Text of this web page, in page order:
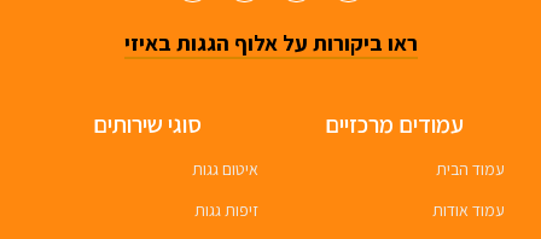
ראו ביקורות על אלוף הגגות באיזי
עמודים מרכזיים
עמוד הבית
עמוד אודות
סוגי שירותים
איטום גגות
זיפות גגות